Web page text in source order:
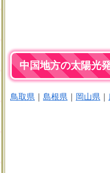
中国地方の太陽光
鳥取県 島根県 岡山県